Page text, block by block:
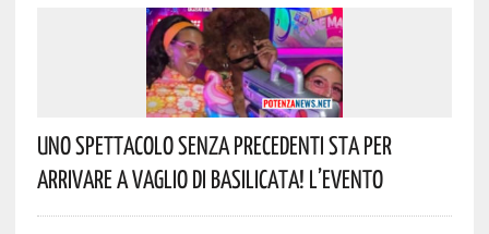
Uno Spettacolo Senza Precedenti Sta Per
Arrivare A Vaglio Di Basilicata! L’evento